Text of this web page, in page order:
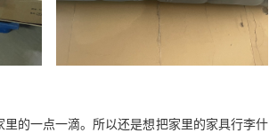
的一点一滴。所以还是想把家里的家具行李什